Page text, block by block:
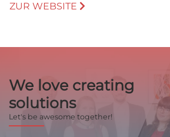
ZUR WEBSITE
We love creating
solutions
Let's be awesome together!